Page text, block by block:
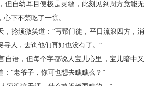
自幼耳目便极是灵敏，此刻见到周方竟能无
下不禁吃了一惊。
捻须微笑道：“丐帮门徒，平日流浪四方，消
寻人，去询他们再好也没有了。”
语，但每个字都说人宝儿心里，宝儿暗中又
：“老爷子，你可也想去瞧瞧么？”